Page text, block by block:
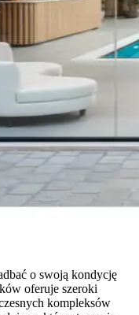
o swoją kondycję
oferuje szeroki
kompleksów